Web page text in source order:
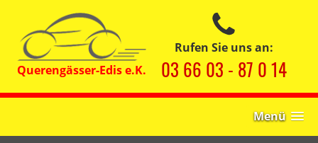
Rufen Sie uns an:
03 66 03 - 87 0 14
Menü